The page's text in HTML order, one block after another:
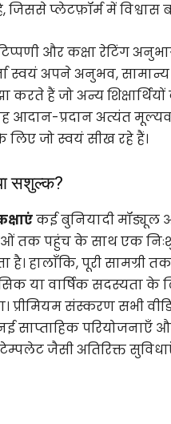
जिससे प्लेटफ़ॉर्म में विश्वास
और कक्षा रेटिंग
स्वयं अपने अनुभव,
करते हैं जो अन्य
आदान-प्रदान अत्यंत
लिए जो स्वयं सीख रहे हैं।
सशुल्क?
कई बुनियादी
तक पहुंच के साथ एक
है। हालाँकि, पूरी सामग्री
या वार्षिक सदस्यता के
प्रीमियम संस्करण सभी
साप्ताहिक परियोजनाएँ
जैसी अतिरिक्त